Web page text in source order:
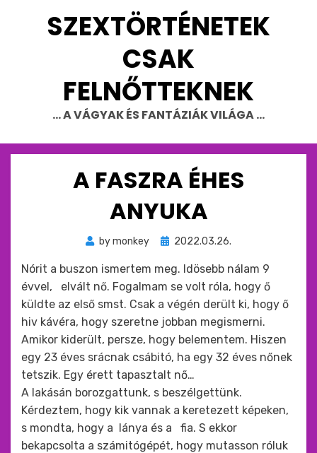
SZEXTÖRTÉNETEK
CSAK
FELNŐTTEKNEK
… A VÁGYAK ÉS FANTÁZIÁK VILÁGA …
A FASZRA ÉHES
ANYUKA
bymonkey
Beküldve
:
2022.03.26.
Nórit a buszon ismertem meg. Idösebb nálam 9
évvel, elvált nő. Fogalmam se volt róla, hogy ő
küldte az első smst. Csak a végén derült ki, hogy ő
hiv kávéra, hogy szeretne jobban megismerni.
Amikor kiderült, persze, hogy belementem. Hiszen
egy 23 éves srácnak csábitó, ha egy 32 éves nőnek
tetszik. Egy érett tapasztalt nő…
A lakásán borozgattunk, s beszélgettünk.
Kérdeztem, hogy kik vannak a keretezett képeken,
s mondta, hogy a lánya és a fia. S ekkor
bekapcsolta a számitógépét, hogy mutasson róluk